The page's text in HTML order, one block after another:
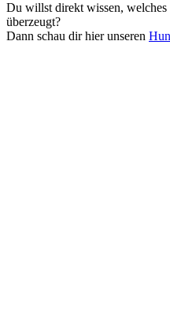
Du willst direkt wissen, welches
überzeugt?
Dann schau dir hier unseren